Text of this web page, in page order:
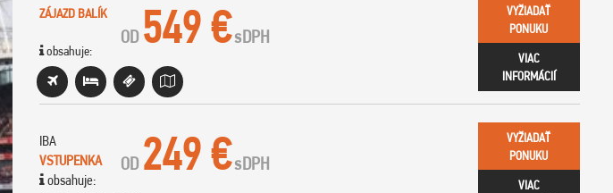
ZÁJAZD BALÍK
obsahuje:
OD 549 € sDPH
VYŽIADAŤ
PONUKU
VIAC
INFORMÁCIÍ
IBA
VSTUPENKA
obsahuje:
OD 249 € sDPH
VYŽIADAŤ
PONUKU
VIAC